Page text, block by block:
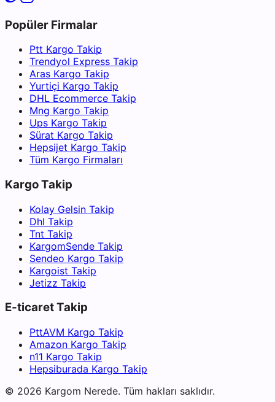
Popüler Firmalar
Ptt Kargo Takip
Trendyol Express Takip
Aras Kargo Takip
Yurtiçi Kargo Takip
DHL Ecommerce Takip
Mng Kargo Takip
Ups Kargo Takip
Sürat Kargo Takip
Hepsijet Kargo Takip
Tüm Kargo Firmaları
Kargo Takip
Kolay Gelsin Takip
Dhl Takip
Tnt Takip
KargomSende Takip
Sendeo Kargo Takip
Kargoist Takip
Jetizz Takip
E-ticaret Takip
PttAVM Kargo Takip
Amazon Kargo Takip
n11 Kargo Takip
Hepsiburada Kargo Takip
© 2026 Kargom Nerede. Tüm hakları saklıdır.